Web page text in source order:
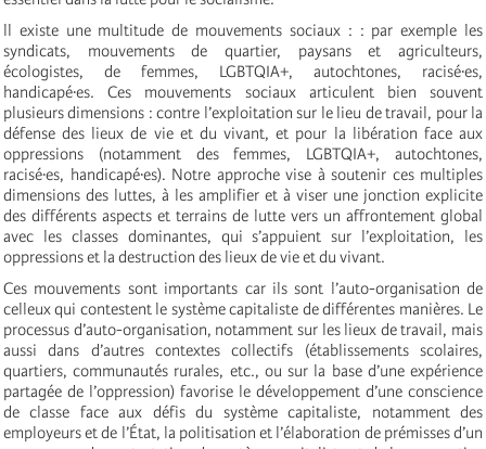
ll existe une multitude de mouvements sociaux : : par exemple les
syndicats, mouvements de quartier, paysans et agriculteurs,
écologistes, de femmes, LGBTQIA+, autochtones, racisé·es,
handicapé·es. Ces mouvements sociaux articulent bien souvent
plusieurs dimensions : contre l’exploitation sur le lieu de travail, pour la
défense des lieux de vie et du vivant, et pour la libération face aux
oppressions (notamment des femmes, LGBTQIA+, autochtones,
racisé·es, handicapé·es). Notre approche vise à soutenir ces multiples
dimensions des luttes, à les amplifier et à viser une jonction explicite
des différents aspects et terrains de lutte vers un affrontement global
avec les classes dominantes, qui s’appuient sur l’exploitation, les
oppressions et la destruction des lieux de vie et du vivant.
Ces mouvements sont importants car ils sont l’auto-organisation de
celleux qui contestent le système capitaliste de différentes manières. Le
processus d’auto-organisation, notamment sur les lieux de travail, mais
aussi dans d’autres contextes collectifs (établissements scolaires,
quartiers, communautés rurales, etc., ou sur la base d’une expérience
partagée de l’oppression) favorise le développement d’une conscience
de classe face aux défis du système capitaliste, notamment des
employeurs et de l’État, la politisation et l’élaboration de prémisses d’un